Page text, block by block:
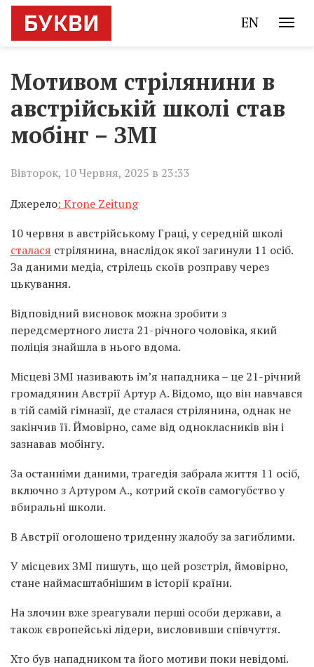
EN
Мотивом стрілянини в
австрійській школі став
мобінг – ЗМІ
Вівторок, 10 Червня, 2025 в 23:33
Джерело: Krone Zeitung
10 червня в австрійському Граці, у середній школі
сталася стрілянина, внаслідок якої загинули 11 осіб.
За даними медіа, стрілець скоїв розправу через
цькування.
Відповідний висновок можна зробити з
передсмертного листа 21-річного чоловіка, який
поліція знайшла в нього вдома.
Місцеві ЗМІ називають ім’я нападника – це 21-річний
громадянин Австрії Артур А. Відомо, що він навчався
в тій самій гімназії, де сталася стрілянина, однак не
закінчив її. Ймовірно, саме від однокласників він і
зазнавав мобінгу.
За останніми даними, трагедія забрала життя 11 осіб,
включно з Артуром А., котрий скоїв самогубство у
вбиральні школи.
В Австрії оголошено триденну жалобу за загиблими.
У місцевих ЗМІ пишуть, що цей розстріл, ймовірно,
стане наймасштабнішим в історії країни.
На злочин вже зреагували перші особи держави, а
також європейські лідери, висловивши співчуття.
Хто був нападником та його мотиви поки невідомі.